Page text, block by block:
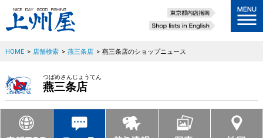
HOME > 店舗検索 > 燕三条店 > 燕三条店のショップニュース
つばめさんじょうてん
燕三条店